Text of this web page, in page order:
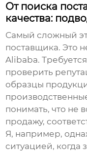
От поиска
качества:
Самый сложный
поставщика. Это
Alibaba.
проверить
образцы
понимать, что не
продажу,
Я, например,
ситуацией, когда